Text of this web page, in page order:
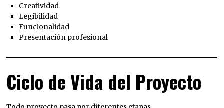
Creatividad
Legibilidad
Funcionalidad
Presentación profesional
Ciclo de Vida del Proyecto